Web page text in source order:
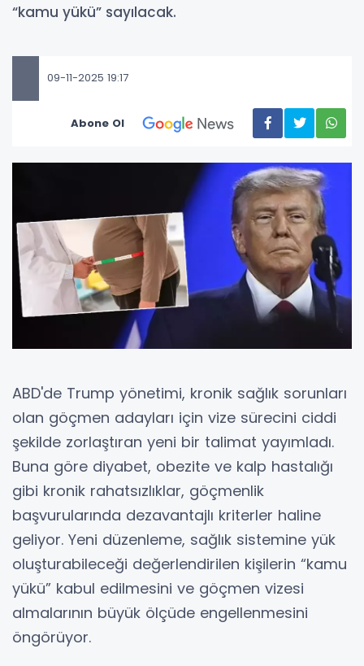
“kamu yükü” sayılacak.
09-11-2025 19:17
Abone Ol
ABD'de Trump yönetimi, kronik sağlık sorunları
olan göçmen adayları için vize sürecini ciddi
şekilde zorlaştıran yeni bir talimat yayımladı.
Buna göre diyabet, obezite ve kalp hastalığı
gibi kronik rahatsızlıklar, göçmenlik
başvurularında dezavantajlı kriterler haline
geliyor. Yeni düzenleme, sağlık sistemine yük
oluşturabileceği değerlendirilen kişilerin “kamu
yükü” kabul edilmesini ve göçmen vizesi
almalarının büyük ölçüde engellenmesini
öngörüyor.